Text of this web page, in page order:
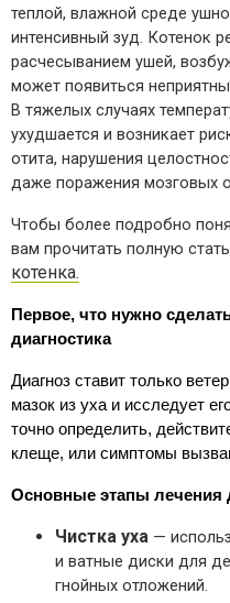
теплой, влажной среде
интенсивный зуд. Котенок
расчесыванием ушей,
может появиться
В тяжелых случаях
ухудшается и возникает
отита, нарушения
даже поражения мозговых
Чтобы более подробно
вам прочитать полную
котенка.
Первое, что нужно
диагностика
Диагноз ставит только
мазок из уха и исследует
точно определить,
клеще, или симптомы
Основные этапы лечения
Чистка уха —
и ватные диски для
гнойных отложений.